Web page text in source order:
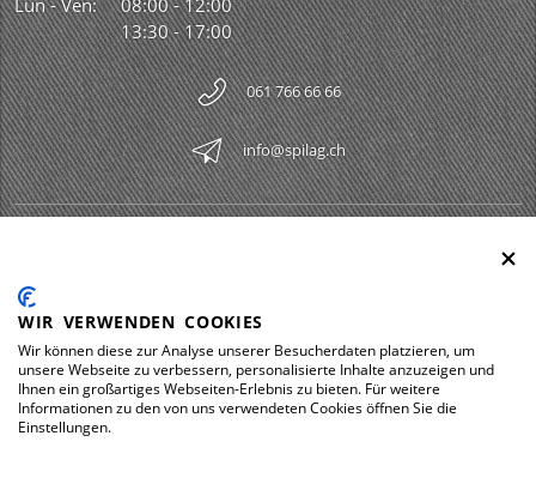
Lun - Ven:
08:00 - 12:00
13:30 - 17:00
061 766 66 66
info@spilag.ch
LEGAL
DOWNLOADS
WIR VERWENDEN COOKIES
Wir können diese zur Analyse unserer Besucherdaten platzieren, um
unsere Webseite zu verbessern, personalisierte Inhalte anzuzeigen und
Ihnen ein großartiges Webseiten-Erlebnis zu bieten. Für weitere
Informationen zu den von uns verwendeten Cookies öffnen Sie die
Einstellungen.